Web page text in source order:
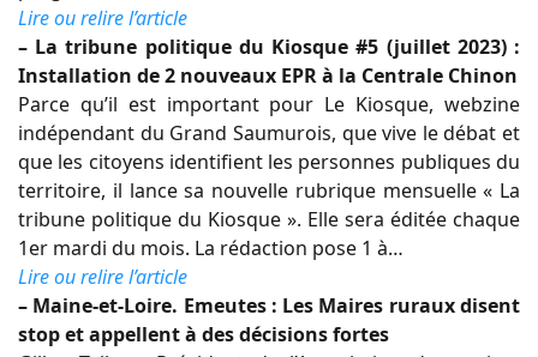
Lire ou relire l’article
– La tribune politique du Kiosque #5 (juillet 2023) :
Installation de 2 nouveaux EPR à la Centrale Chinon
Parce qu’il est important pour Le Kiosque, webzine
indépendant du Grand Saumurois, que vive le débat et
que les citoyens identifient les personnes publiques du
territoire, il lance sa nouvelle rubrique mensuelle « La
tribune politique du Kiosque ». Elle sera éditée chaque
1er mardi du mois. La rédaction pose 1 à…
Lire ou relire l’article
– Maine-et-Loire. Emeutes : Les Maires ruraux disent
stop et appellent à des décisions fortes